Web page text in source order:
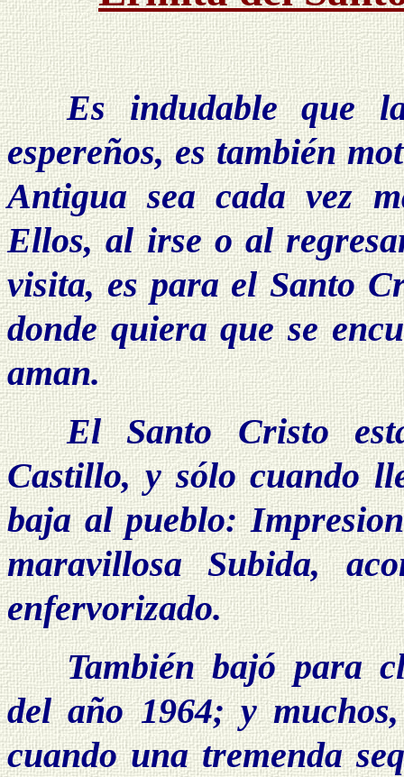
Es indudable que
espereños, es también
Antigua sea cada vez
Ellos, al irse o al
visita, es para el Santo
donde quiera que se
aman.
El Santo Cristo
Castillo, y sólo cuando
baja al pueblo:
maravillosa Subida,
enfervorizado.
También bajó para
del año 1964; y
cuando una tremenda